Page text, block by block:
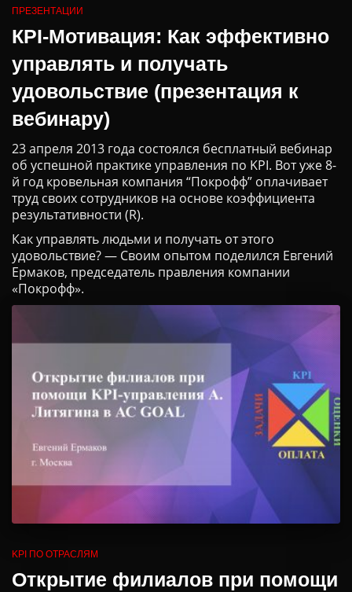
ПРЕЗЕНТАЦИИ
КPI-Мотивация: Как эффективно
управлять и получать
удовольствие (презентация к
вебинару)
23 апреля 2013 года состоялся бесплатный вебинар
об успешной практике управления по KPI. Вот уже 8-
й год кровельная компания “Покрофф” оплачивает
труд своих сотрудников на основе коэффициента
результативности (R).
Как управлять людьми и получать от этого
удовольствие? — Своим опытом поделился Евгений
Ермаков, председатель правления компании
«Покрофф».
KPI ПО ОТРАСЛЯМ
Открытие филиалов при помощи